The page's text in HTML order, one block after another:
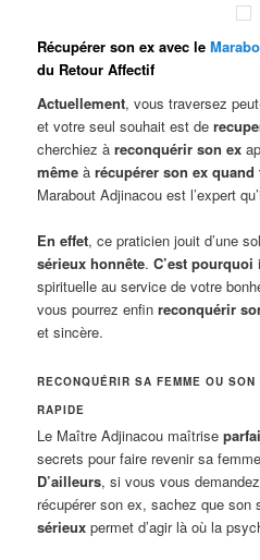
Récupérer son ex avec le
du Retour Affectif
Actuellement, vous traversez
et votre seul souhait est de
cherchiez àreconquérir son ex
même àrécupérer son ex
Marabout Adjinacou est l’expert
En effet, ce praticien jouit d’une
sérieux honnête.C’est pourquoi
spirituelle au service de votre
vous pourrez enfinreconquérir
et sincère.
RECONQUÉRIR SA FEMME OU
RAPIDE
Le Maître Adjinacou maîtrise
secrets pour faire revenir sa
D’ailleurs, si vous vous
récupérer son ex, sachez que son
sérieux permet d’agir là où la